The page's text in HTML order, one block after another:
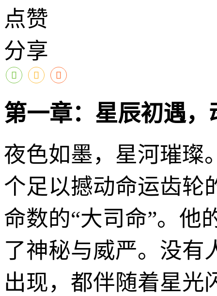
点赞
分享
第一章：星辰初遇，
夜色如墨，星河璀璨
个足以撼动命运齿轮
命数的“大司命”。他
了神秘与威严。没有
出现，都伴随着星光